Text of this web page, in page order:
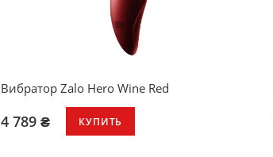
Вибратор Zalo Hero Wine Red
4 789 ₴ КУПИТЬ